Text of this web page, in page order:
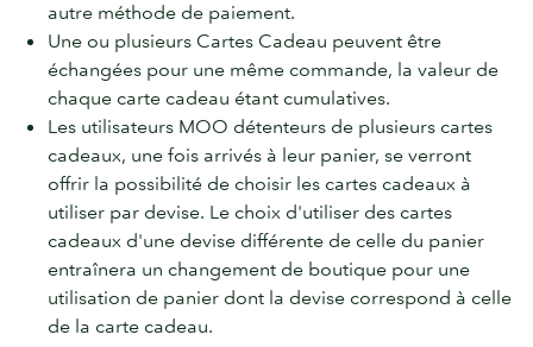
autre méthode de paiement.
Une ou plusieurs Cartes Cadeau peuvent être
échangées pour une même commande, la valeur de
chaque carte cadeau étant cumulatives.
Les utilisateurs MOO détenteurs de plusieurs cartes
cadeaux, une fois arrivés à leur panier, se verront
offrir la possibilité de choisir les cartes cadeaux à
utiliser par devise. Le choix d'utiliser des cartes
cadeaux d'une devise différente de celle du panier
entraînera un changement de boutique pour une
utilisation de panier dont la devise correspond à celle
de la carte cadeau.